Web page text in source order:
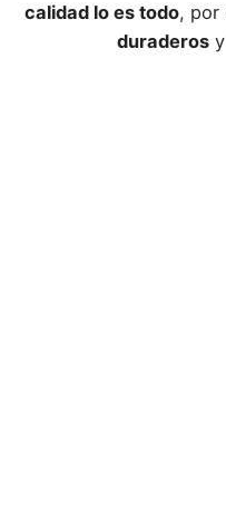
calidad lo es todo, por
duraderos y